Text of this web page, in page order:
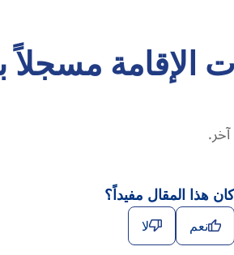
الإقامة
هذا المقال مفيداً؟
نعم لا